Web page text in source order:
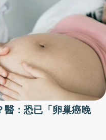
：恐已「卵巢癌晚